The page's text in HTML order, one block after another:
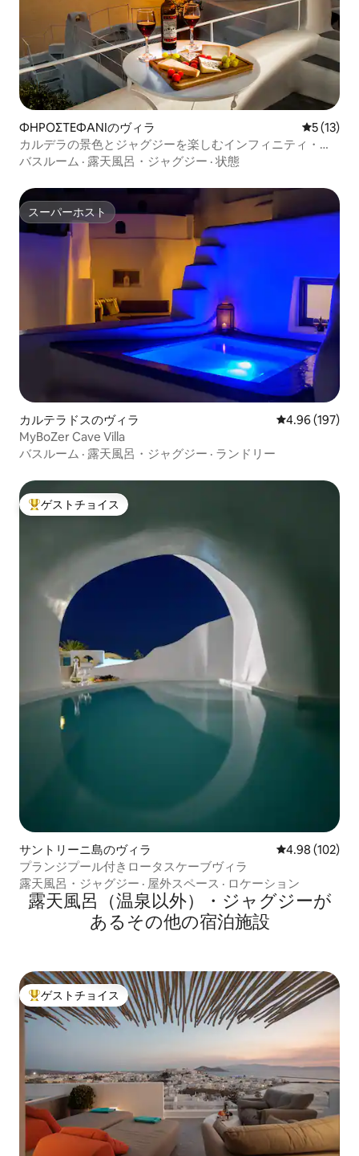
ΦΗΡΟΣΤΕΦΑΝΙのヴィラ レビュー
5 (13)
カルデラの景色とジャグジーを楽しむインフィニティ・モ
ーメント
バスルーム · 露天風呂・ジャグジー · 状態
スーパーホスト
スーパーホスト
カルテラドスのヴィラ レビュー197
4.96 (197)
MyBoZer Cave Villa
バスルーム · 露天風呂・ジャグジー · ランドリー
大好評のゲストチョイスです。
ゲストチョイス
サントリーニ島のヴィラ レビュー102
4.98 (102)
プランジプール付きロータスケーブヴィラ
露天風呂・ジャグジー · 屋外スペース · ロケーション
露天風呂（温泉以外）・ジャグジーが
あるその他の宿泊施設
大好評のゲストチョイスです。
ゲストチョイス